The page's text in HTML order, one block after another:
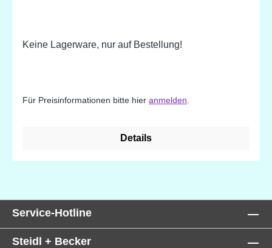
Keine Lagerware, nur auf Bestellung!
Für Preisinformationen bitte hier anmelden
Details
Service-Hotline
Steidl + Becker